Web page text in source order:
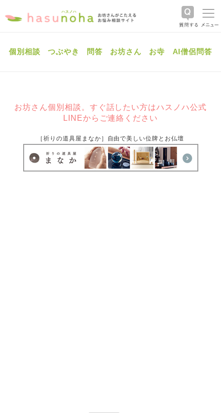
個別相談 つぶやき 問答 お坊さん お寺 AI僧侶問答
お坊さん個別相談。すぐ話したい方はハスノハ公式
LINEからご連絡ください
［祈りの道具屋まなか］自由で美しい位牌とお仏壇